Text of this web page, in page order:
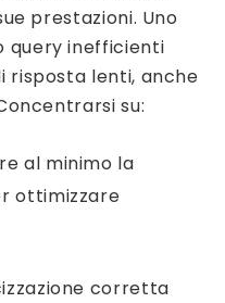
prestazioni. Uno
query inefficienti
risposta lenti, anche
su:
al minimo la
ottimizzare
corretta